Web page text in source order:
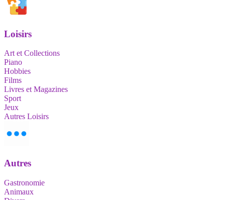
Loisirs
Art et Collections
Piano
Hobbies
Films
Livres et Magazines
Sport
Jeux
Autres Loisirs
Autres
Gastronomie
Animaux